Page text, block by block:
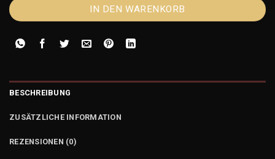
IN DEN WARENKORB
BESCHREIBUNG
ZUSÄTZLICHE INFORMATION
REZENSIONEN (0)